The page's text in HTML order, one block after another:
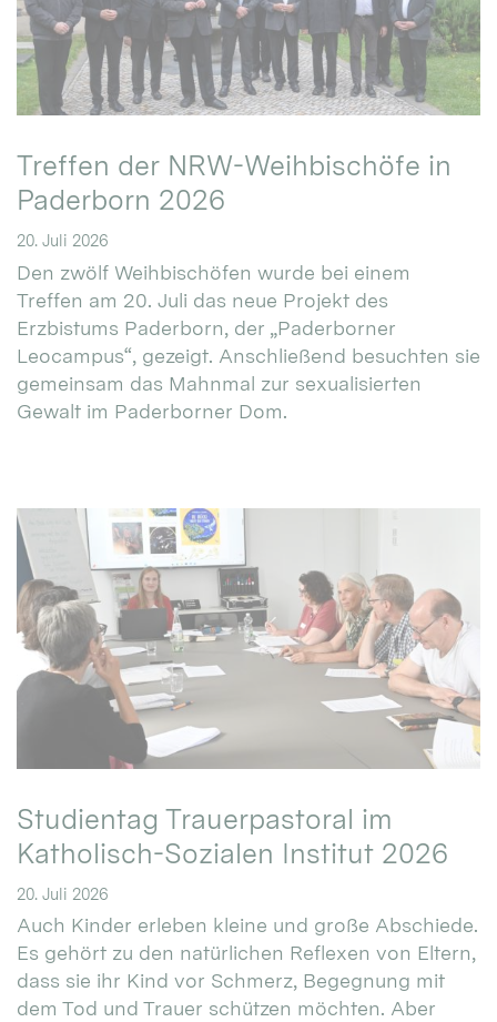
Treffen der NRW-Weihbischöfe in
Paderborn 2026
20. Juli 2026
Den zwölf Weihbischöfen wurde bei einem
Treffen am 20. Juli das neue Projekt des
Erzbistums Paderborn, der „Paderborner
Leocampus“, gezeigt. Anschließend besuchten sie
gemeinsam das Mahnmal zur sexualisierten
Gewalt im Paderborner Dom.
Studientag Trauerpastoral im
Katholisch-Sozialen Institut 2026
20. Juli 2026
Auch Kinder erleben kleine und große Abschiede.
Es gehört zu den natürlichen Reflexen von Eltern,
dass sie ihr Kind vor Schmerz, Begegnung mit
dem Tod und Trauer schützen möchten. Aber